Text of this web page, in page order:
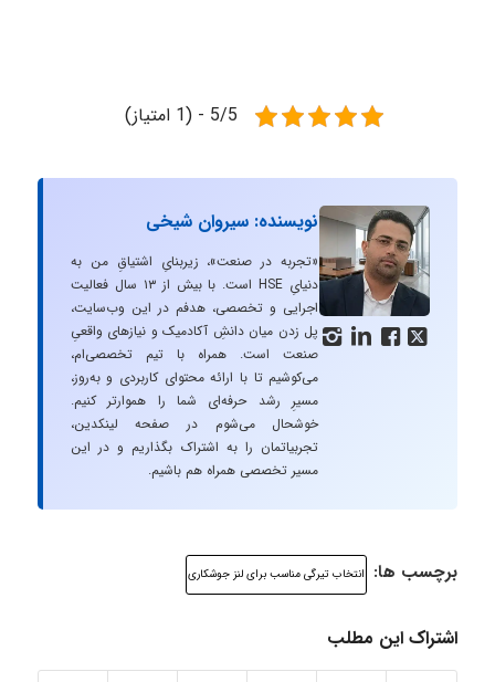
5/5 - (1 امتیاز)
   
نویسنده: سیروان شیخی
«تجربه در صنعت»، زیربنایِ اشتیاقِ من به
دنیایِ HSE است. با بیش از ۱۳ سال فعالیت
اجرایی و تخصصی، هدفم در این وب‌سایت،
پل زدن میان دانشِ آکادمیک و نیازهای واقعیِ
صنعت است. همراه با تیم تخصصی‌ام،
می‌کوشیم تا با ارائه محتوای کاربردی و به‌روز،
مسیرِ رشد حرفه‌ای شما را هموارتر کنیم.
خوشحال می‌شوم در صفحه لینکدین،
تجربیاتمان را به اشتراک بگذاریم و در این
مسیر تخصصی همراه هم باشیم.
برچسب ها: انتخاب تیرگی مناسب برای لنز جوشکاری
اشتراک این مطلب